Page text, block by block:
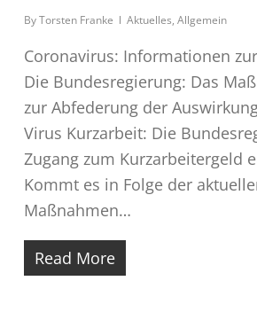
ByTorsten Franke Aktuelles, Allgemein
Coronavirus: Informationen
Die Bundesregierung: Das
zur Abfederung der
Virus Kurzarbeit: Die
Zugang zum Kurzarbeitergeld
Kommt es in Folge der
Maßnahmen…
Read More